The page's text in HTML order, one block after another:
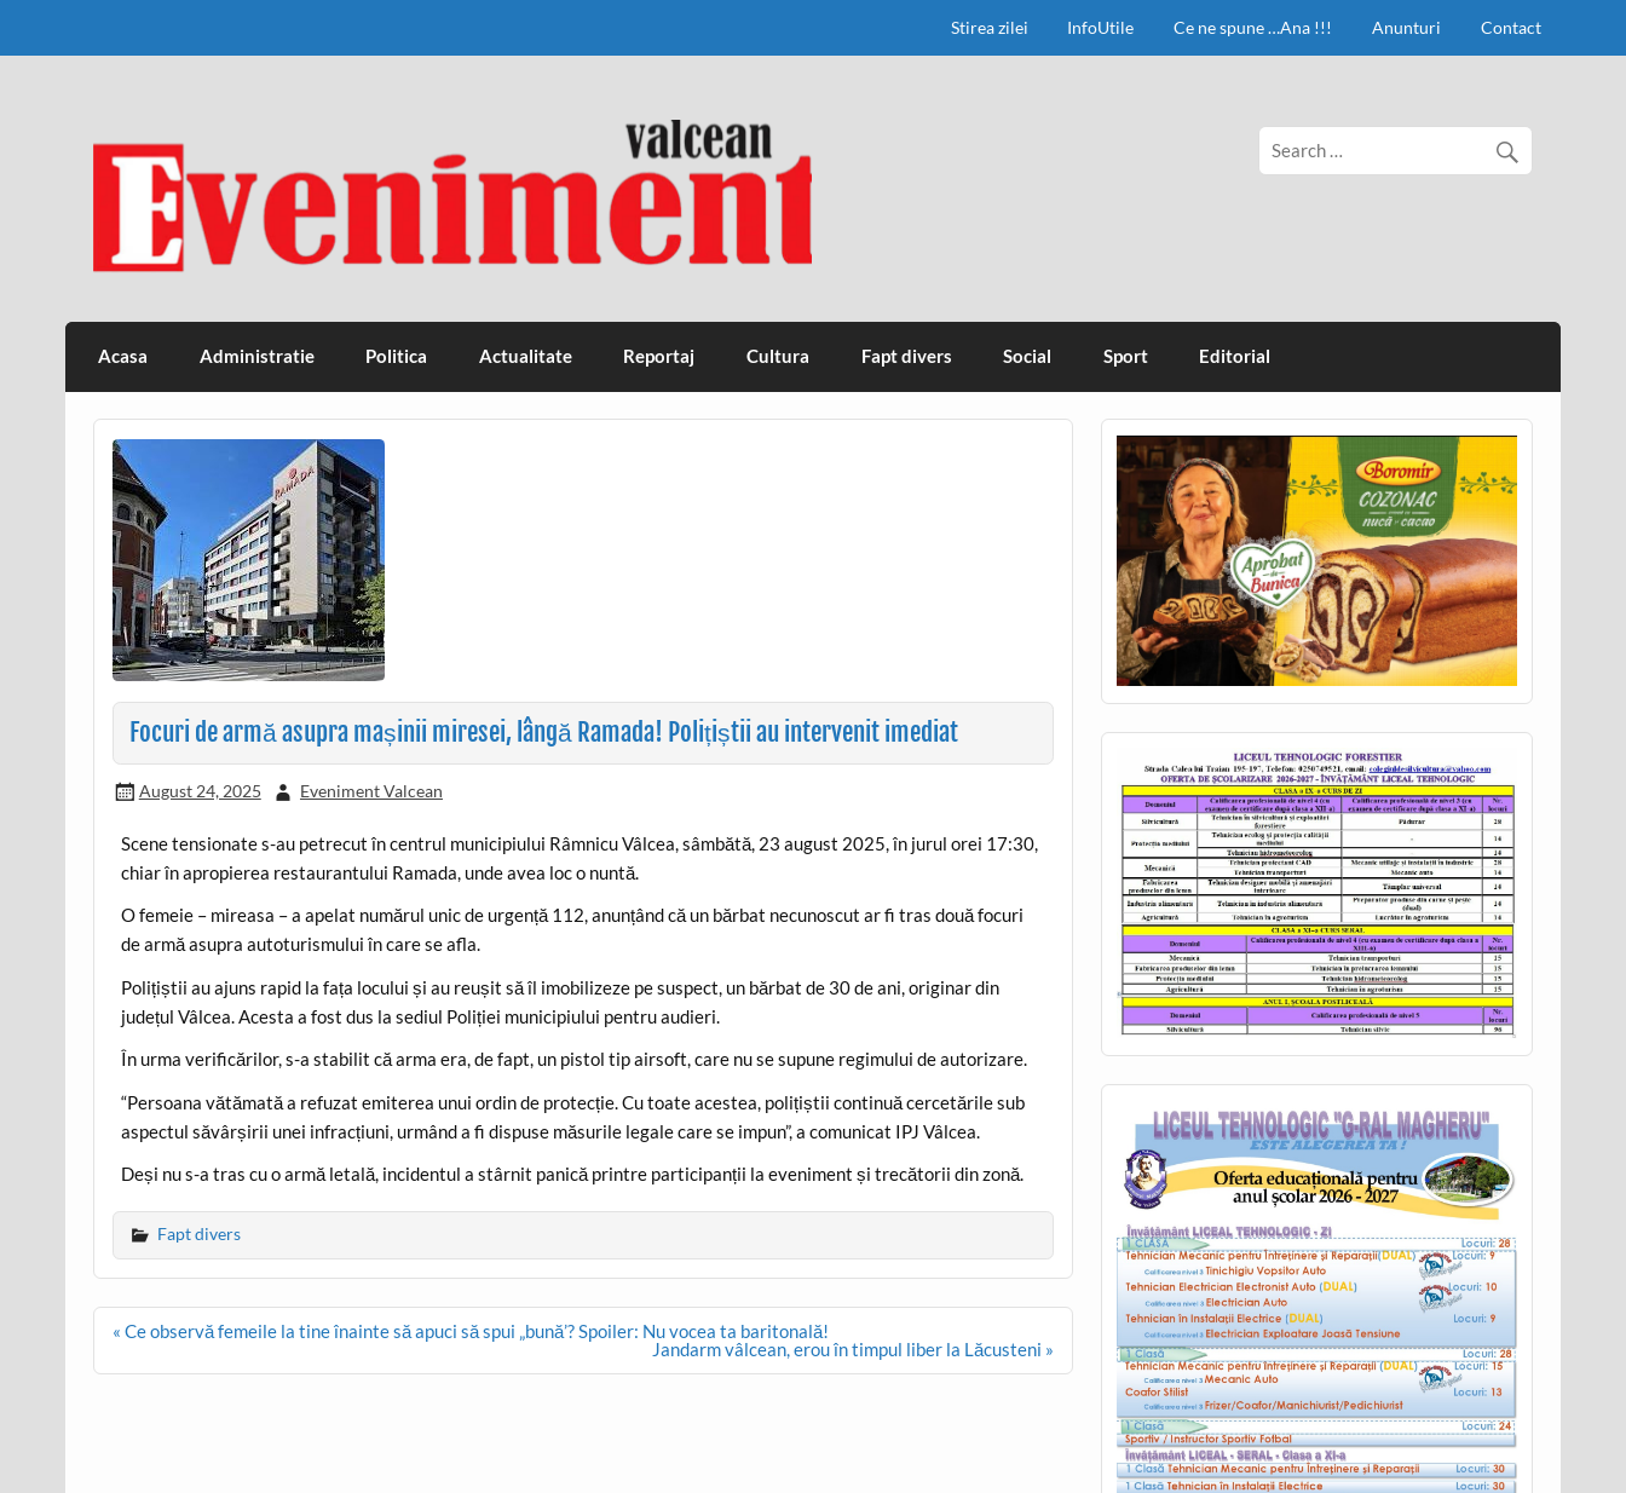
Stirea zilei InfoUtile Ce ne spune …Ana !!! Anunturi Contact
Eveniment Valcean
Acasa Administratie Politica Actualitate Reportaj Cultura Fapt divers Social Sport Editorial
Focuri de armă asupra mașinii miresei, lângă Ramada! Polițiștii au intervenit imediat
August 24, 2025 Eveniment Valcean
Scene tensionate s-au petrecut în centrul municipiului Râmnicu Vâlcea, sâmbătă, 23 august 2025, în jurul orei 17:30,
chiar în apropierea restaurantului Ramada, unde avea loc o nuntă.
O femeie – mireasa – a apelat numărul unic de urgență 112, anunțând că un bărbat necunoscut ar fi tras două focuri
de armă asupra autoturismului în care se afla.
Polițiștii au ajuns rapid la fața locului și au reușit să îl imobilizeze pe suspect, un bărbat de 30 de ani, originar din
județul Vâlcea. Acesta a fost dus la sediul Poliției municipiului pentru audieri.
În urma verificărilor, s-a stabilit că arma era, de fapt, un pistol tip airsoft, care nu se supune regimului de autorizare.
“Persoana vătămată a refuzat emiterea unui ordin de protecție. Cu toate acestea, polițiștii continuă cercetările sub
aspectul săvârșirii unei infracțiuni, urmând a fi dispuse măsurile legale care se impun”, a comunicat IPJ Vâlcea.
Deși nu s-a tras cu o armă letală, incidentul a stârnit panică printre participanții la eveniment și trecătorii din zonă.
Fapt divers
Post
« Ce observă femeile la tine înainte să apuci să spui „bună’? Spoiler: Nu vocea ta baritonală!
Jandarm vâlcean, erou în timpul liber la Lăcusteni »